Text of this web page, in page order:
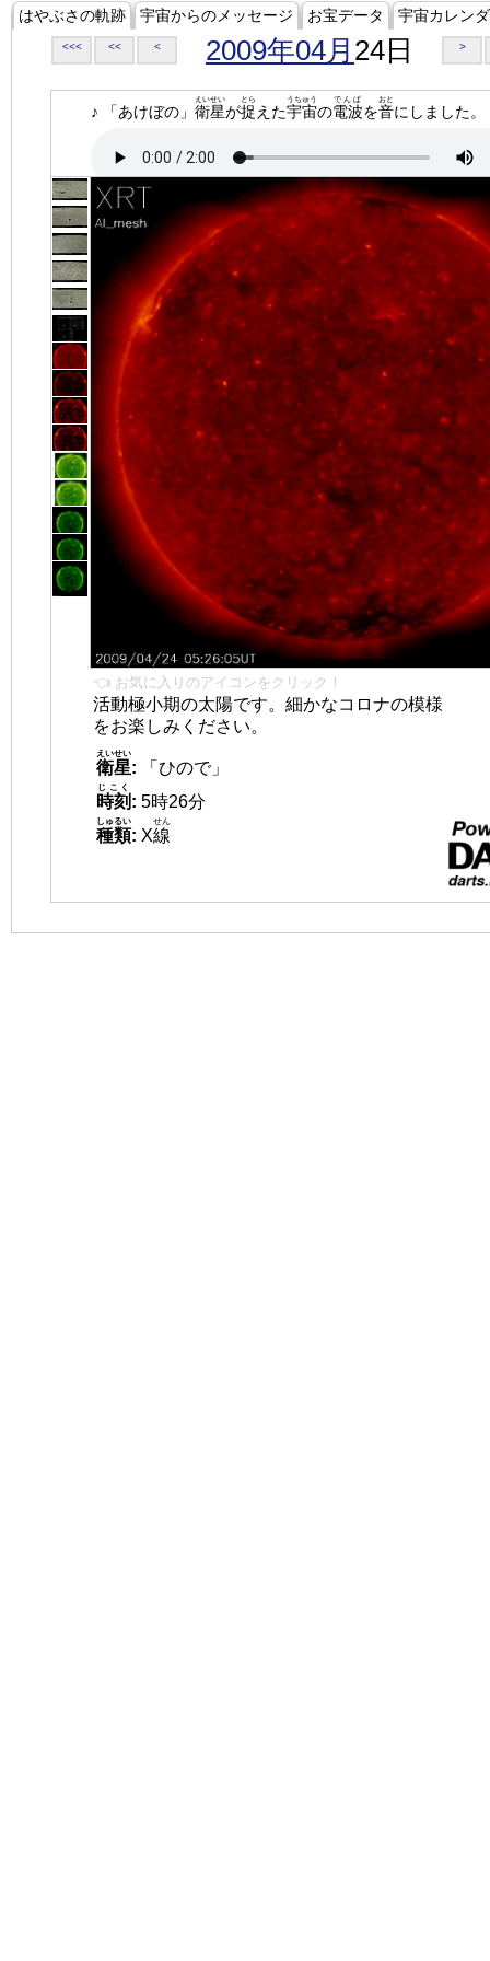
はやぶさの軌跡 宇宙からのメッセージ お宝データ 宇宙カレン
<<< << < 2009年04月 24日 >
♪ 「あけぼの」 衛星
えいせい
が捉
とら
えた宇宙
うちゅう
の電波
でんぱ
を音
おと
にしました。
👈 お気に入りのアイコンをクリック！
活動極小期の太陽です。細かなコロナの模様
をお楽しみください。
衛星
えいせい
:
「ひので」
時刻
じこく
: 5時26分
種類
しゅるい
: X線
せん